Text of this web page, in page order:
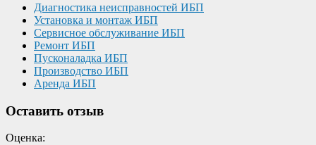
Диагностика неисправностей ИБП
Установка и монтаж ИБП
Сервисное обслуживание ИБП
Ремонт ИБП
Пусконаладка ИБП
Производство ИБП
Аренда ИБП
Оставить отзыв
Оценка: